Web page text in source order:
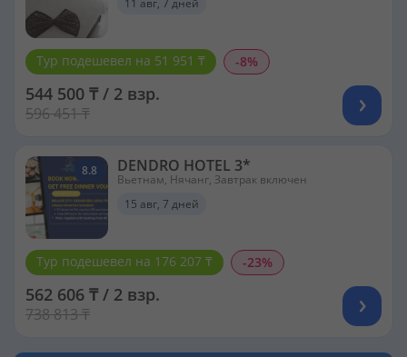
Тур подешевел на 51 951 ₸ -8%
544 500 ₸ / 2 взр.
596 451 ₸
8.8 DENDRO HOTEL 3*
Вьетнам, Нячанг, Завтрак включен
15 авг, 7 дней
Тур подешевел на 176 207 ₸ -23%
562 606 ₸ / 2 взр.
738 813 ₸